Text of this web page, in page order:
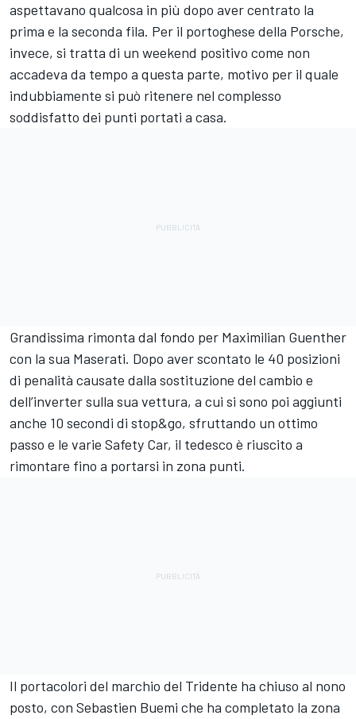
aspettavano qualcosa in più dopo aver centrato la
prima e la seconda fila. Per il portoghese della Porsche,
invece, si tratta di un weekend positivo come non
accadeva da tempo a questa parte, motivo per il quale
indubbiamente si può ritenere nel complesso
soddisfatto dei punti portati a casa.
Grandissima rimonta dal fondo per Maximilian Guenther
con la sua Maserati. Dopo aver scontato le 40 posizioni
di penalità causate dalla sostituzione del cambio e
dell’inverter sulla sua vettura, a cui si sono poi aggiunti
anche 10 secondi di stop&go, sfruttando un ottimo
passo e le varie Safety Car, il tedesco è riuscito a
rimontare fino a portarsi in zona punti.
Il portacolori del marchio del Tridente ha chiuso al nono
posto, con Sebastien Buemi che ha completato la zona